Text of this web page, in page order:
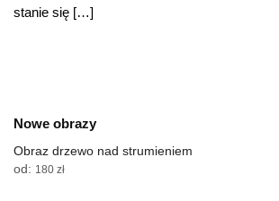
stanie się […]
Nowe obrazy
Obraz drzewo nad strumieniem
od: 180 zł